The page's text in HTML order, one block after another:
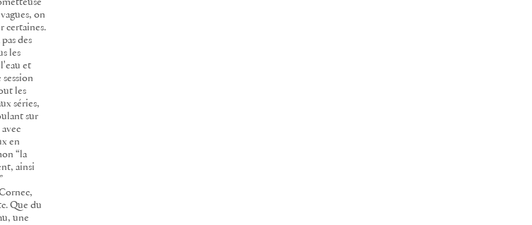
on
certaines.
des
les
et
les
séries,
sur
en
“la
ainsi
Que du
une